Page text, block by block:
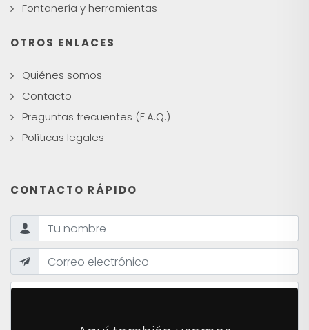
Fontanería y herramientas
OTROS ENLACES
Quiénes somos
Contacto
Preguntas frecuentes (F.A.Q.)
Políticas legales
CONTACTO RÁPIDO